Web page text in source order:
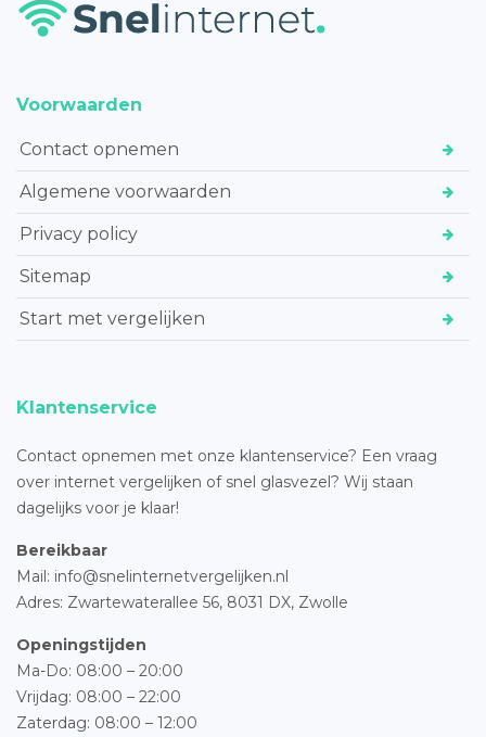
Voorwaarden
Contact opnemen
Algemene voorwaarden
Privacy policy
Sitemap
Start met vergelijken
Klantenservice
Contact opnemen met onze klantenservice? Een vraag
over internet vergelijken of snel glasvezel? Wij staan
dagelijks voor je klaar!
Bereikbaar
Mail: info@snelinternetvergelijken.nl
Adres: Zwartewaterallee 56, 8031 DX, Zwolle
Openingstijden
Ma-Do: 08:00 – 20:00
Vrijdag: 08:00 – 22:00
Zaterdag: 08:00 – 12:00